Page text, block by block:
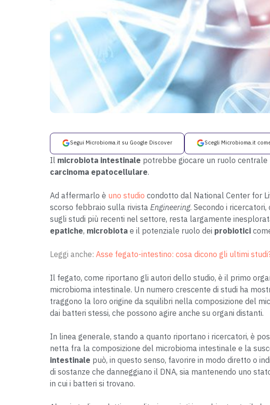
Segui Microbioma.it su Google Discover Scegli Microbioma.it
Il microbiota intestinale potrebbe giocare un ruolo
carcinoma epatocellulare.
Ad affermarlo è uno studio condotto dal National Center for
scorso febbraio sulla rivista Engineering. Secondo i
sugli studi più recenti nel settore, resta largamente
epatiche, microbiota e il potenziale ruolo dei probiotici
Leggi anche: Asse fegato-intestino: cosa dicono gli ultimi
Il fegato, come riportano gli autori dello studio, è il primo
microbioma intestinale. Un numero crescente di studi ha
traggono la loro origine da squilibri nella composizione del
dai batteri stessi, che possono agire anche su organi distanti.
In linea generale, stando a quanto riportano i ricercatori, è
netta fra la composizione del microbioma intestinale e la
intestinale può, in questo senso, favorire in modo diretto o
di sostanze che danneggiano il DNA, sia mantenendo uno
in cui i batteri si trovano.